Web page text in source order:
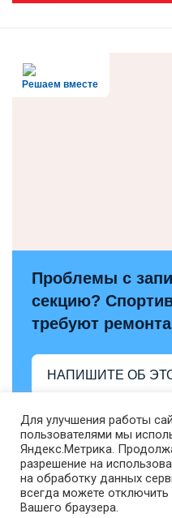
Решаем вместе
Проблемы с
секцию?
требуют
НАПИШИТЕ ОБ
Для улучшения работы
пользователями мы
Яндекс.Метрика.
разрешение на
на обработку данных
всегда можете
Вашего браузера.